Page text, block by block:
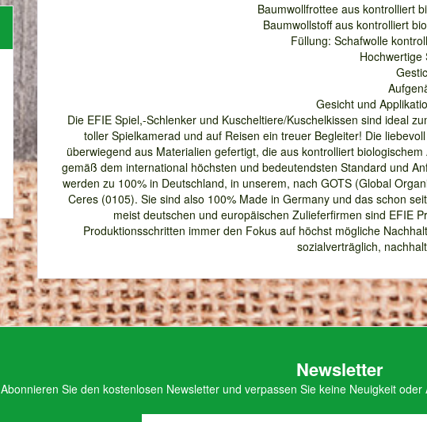
Baumwollfrottee aus kontrolliert
Baumwollstoff aus kontrolliert
Füllung: Schafwolle
Hochwertige
Gesicht und
Die EFIE Spiel,-Schlenker und Kuscheltiere/Kuschelkissen sind ideal
toller Spielkamerad und auf Reisen ein treuer Begleiter! Die
überwiegend aus Materialien gefertigt, die aus kontrolliert
gemäß dem international höchsten und bedeutendsten Standard und
werden zu 100% in Deutschland, in unserem, nach GOTS (Global
Ceres (0105). Sie sind also 100% Made in Germany und das schon
meist deutschen und europäischen Zulieferfirmen sind EFIE
Produktionsschritten immer den Fokus auf höchst mögliche
sozialverträglich,
Newsletter
Abonnieren Sie den kostenlosen Newsletter und verpassen Sie keine Neuigkeit